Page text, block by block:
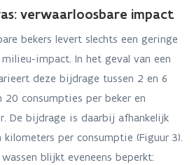
verwaarloosbare impact
bekers levert slechts een geringe
impact. In het geval van een
deze bijdrage tussen 2 en 6
20 consumpties per beker en
De bijdrage is daarbij afhankelijk
per consumptie (Figuur 3).
blijkt eveneens beperkt: